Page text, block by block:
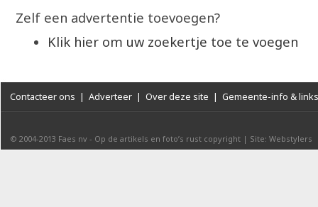
Zelf een advertentie toevoegen?
Klik hier om uw zoekertje toe te voegen
Contacteer ons | Adverteer | Over deze site | Gemeente-info & links
© 2004-2013 Faes nv - Op de artikels en foto’s rust copyright | Site: Webstylers